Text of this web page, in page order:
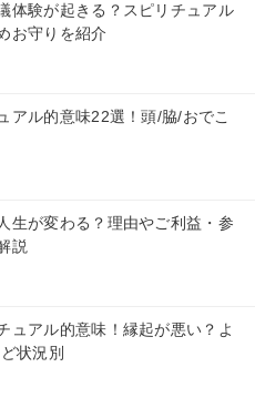
体験が起きる？スピリチュアル
お守りを紹介
アル的意味22選！頭/脇/おでこ
生が変わる？理由やご利益・参
説
ュアル的意味！縁起が悪い？よ
状況別